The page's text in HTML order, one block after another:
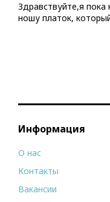
Здравствуйте,я
ношу платок,
Информация
О нас
Контакты
Вакансии